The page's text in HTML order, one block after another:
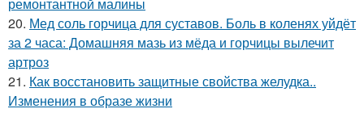
20. Мед соль горчица для суставов. Боль в коленях уйдёт
за 2 часа: Домашняя мазь из мёда и горчицы вылечит
артроз
21. Как восстановить защитные свойства желудка..
Изменения в образе жизни